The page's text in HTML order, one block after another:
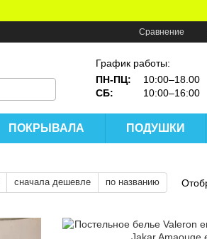
Сравнение
График работы:
ПН-ПЦ:
10:00–18.00
СБ:
10:00–16:00
ПОКРЫВАЛА ПОДУШКИ
сначала дешевле по названию